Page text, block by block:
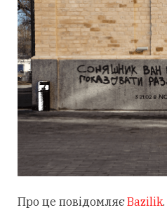
Про це повідомляєBazilik.